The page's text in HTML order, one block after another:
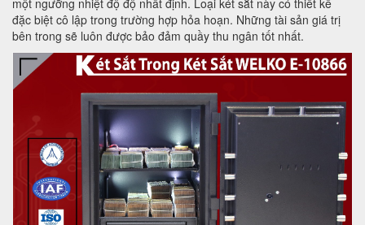
đặc biệt cô lập trong trường hợp hỏa hoạn. Những tài sản giá trị
bên trong sẽ luôn được bảo đảm quầy thu ngân tốt nhất.